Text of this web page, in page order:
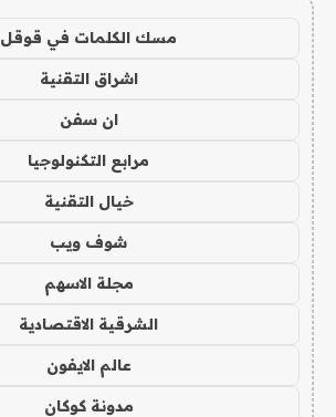
مسك الكلمات في قوقل
اشراق التقنية
ان سفن
مرابع التكنولوجيا
خيال التقنية
شوف ويب
مجلة الاسهم
الشرقية الاقتصادية
عالم الايفون
مدونة كوكان